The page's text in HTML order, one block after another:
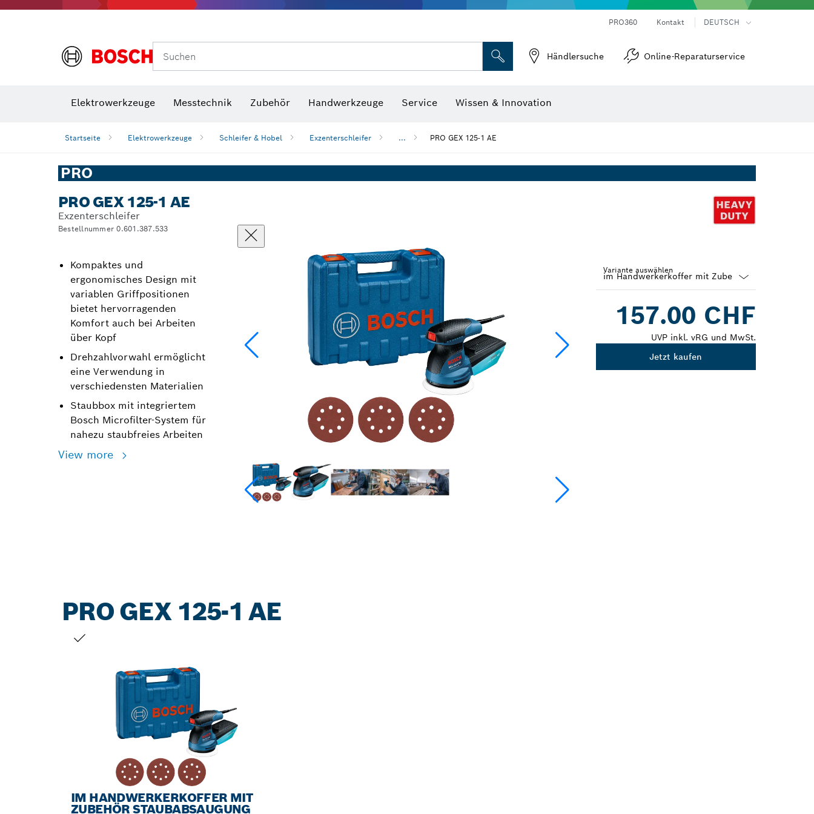
PRO360 Kontakt DEUTSCH
Suchen Händlersuche Online-Reparaturservice
Elektrowerkzeuge Messtechnik Zubehör Handwerkzeuge Service Wissen & Innovation
Startseite Elektrowerkzeuge Schleifer & Hobel Exzenterschleifer ... PRO GEX 125-1 AE
PRO
PRO GEX 125-1 AE
Exzenterschleifer
Bestellnummer 0.601.387.533
Kompaktes und
ergonomisches Design mit
variablen Griffpositionen
bietet hervorragenden
Komfort auch bei Arbeiten
über Kopf
Drehzahlvorwahl ermöglicht
eine Verwendung in
verschiedensten Materialien
Staubbox mit integriertem
Bosch Microfilter-System für
nahezu staubfreies Arbeiten
View more
Variante auswählen
closed157.00 CHF
UVP inkl. vRG und MwSt.
Jetzt kaufen
PRO GEX 125-1 AE
IM HANDWERKERKOFFER MIT
ZUBEHÖR STAUBABSAUGUNG